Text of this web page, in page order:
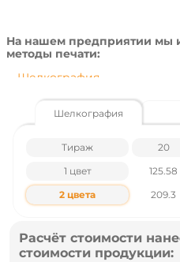
На нашем предприятии мы
методы печати:
Шелкография
Термотрансферная печать
Вышивка
Цифровая печать и другие.
Подробнее о печати на эко-
Характеристики товара
Габариты – 40 х 30 х 10/65 см
Вес ~, кг - 0.115
Маленькая упаковка - 1
Шелкография
Тираж 20
1 цвет
125.58
2 цвета
209.3
Расчёт стоимости
стоимости продукции: